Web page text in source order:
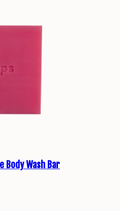
Body Wash Bar